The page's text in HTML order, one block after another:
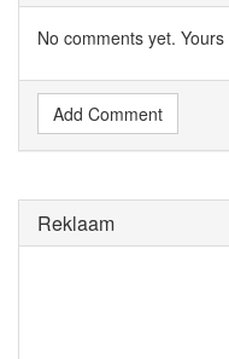
No comments yet.
Add Comment
Reklaam